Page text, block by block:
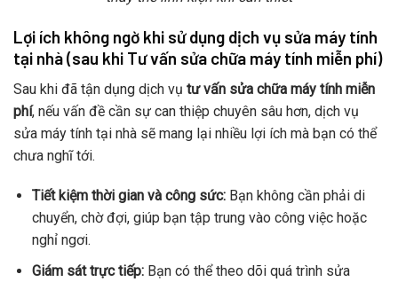
Lợi ích không ngờ khi sử dụng dịch vụ sửa máy tính
tại nhà (sau khi Tư vấn sửa chữa máy tính miễn phí)
Sau khi đã tận dụng dịch vụ tư vấn sửa chữa máy tính miễn
phí, nếu vấn đề cần sự can thiệp chuyên sâu hơn, dịch vụ
sửa máy tính tại nhà sẽ mang lại nhiều lợi ích mà bạn có thể
chưa nghĩ tới.
Tiết kiệm thời gian và công sức:Bạn không cần phải di
chuyển, chờ đợi, giúp bạn tập trung vào công việc hoặc
nghỉ ngơi.
Giám sát trực tiếp:Bạn có thể theo dõi quá trình sửa